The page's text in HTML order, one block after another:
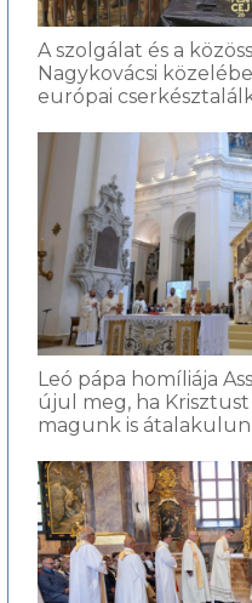
A szolgálat és a
Nagykovácsi
európai
Leó pápa homíliája
újul meg, ha
magunk is